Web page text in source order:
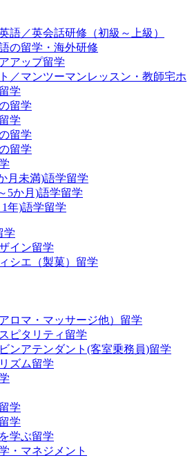
語／英会話研修（初級～上級）
の留学・海外研修
アップ留学
／マンツーマンレッスン・教師宅ホ
学
留学
学
留学
留学
月未満)語学留学
5か月)語学留学
年)語学留学
学
イン留学
シエ（製菓）留学
ロマ・マッサージ他）留学
ピタリティ留学
ンアテンダント(客室乗務員)留学
ズム留学
学
学
学ぶ留学
・マネジメント